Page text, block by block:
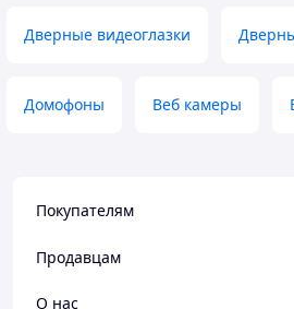
Дверные видеоглазки
Домофоны Веб камеры
Покупателям
Продавцам
О нас